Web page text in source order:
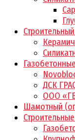
ДСК
ООО
Шамотный